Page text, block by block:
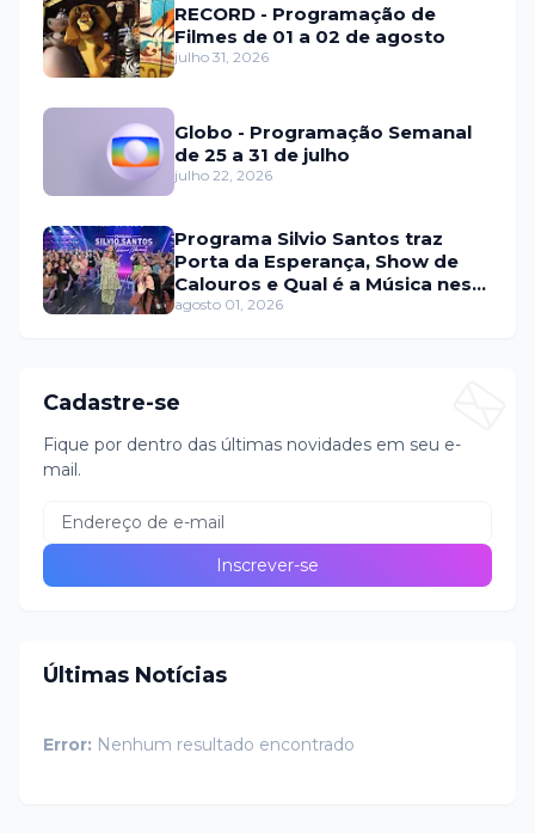
RECORD - Programação de
Filmes de 01 a 02 de agosto
julho 31, 2026
Globo - Programação Semanal
de 25 a 31 de julho
julho 22, 2026
Programa Silvio Santos traz
Porta da Esperança, Show de
Calouros e Qual é a Música neste
domingo (2)
agosto 01, 2026
Cadastre-se
Fique por dentro das últimas novidades em seu e-
mail.
Últimas Notícias
Error: Nenhum resultado encontrado